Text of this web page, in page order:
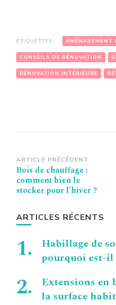
ÉTIQUETTES : AMÉNAGEMENT
CONSEILS DE RÉNOVATION
RÉNOVATION INTÉRIEURE
Navigation
d’article
ARTICLE PRÉCÉDENT
Bois de chauffage :
comment bien le
stocker pour l’hiver ?
ARTICLES RÉCENTS
Habillage de
pourquoi est-il
Extensions en
la surface